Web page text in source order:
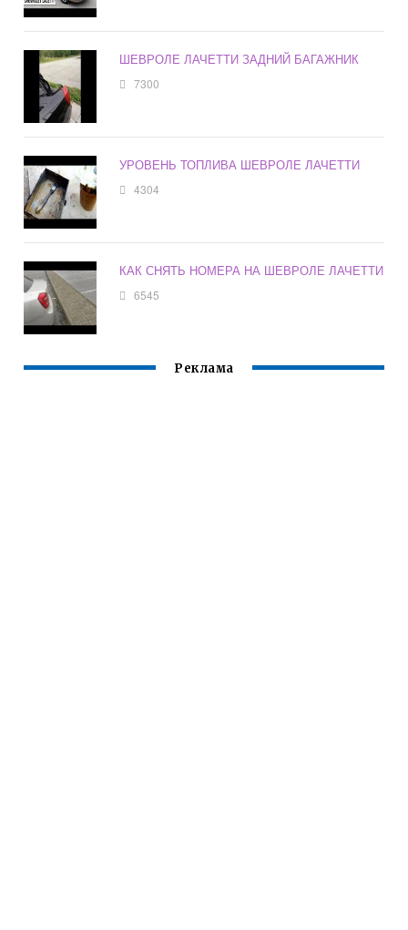
ШЕВРОЛЕ ЛАЧЕТТИ ЗАДНИЙ БАГАЖНИК
7300
УРОВЕНЬ ТОПЛИВА ШЕВРОЛЕ ЛАЧЕТТИ
4304
КАК СНЯТЬ НОМЕРА НА ШЕВРОЛЕ ЛАЧЕТТИ
6545
Реклама